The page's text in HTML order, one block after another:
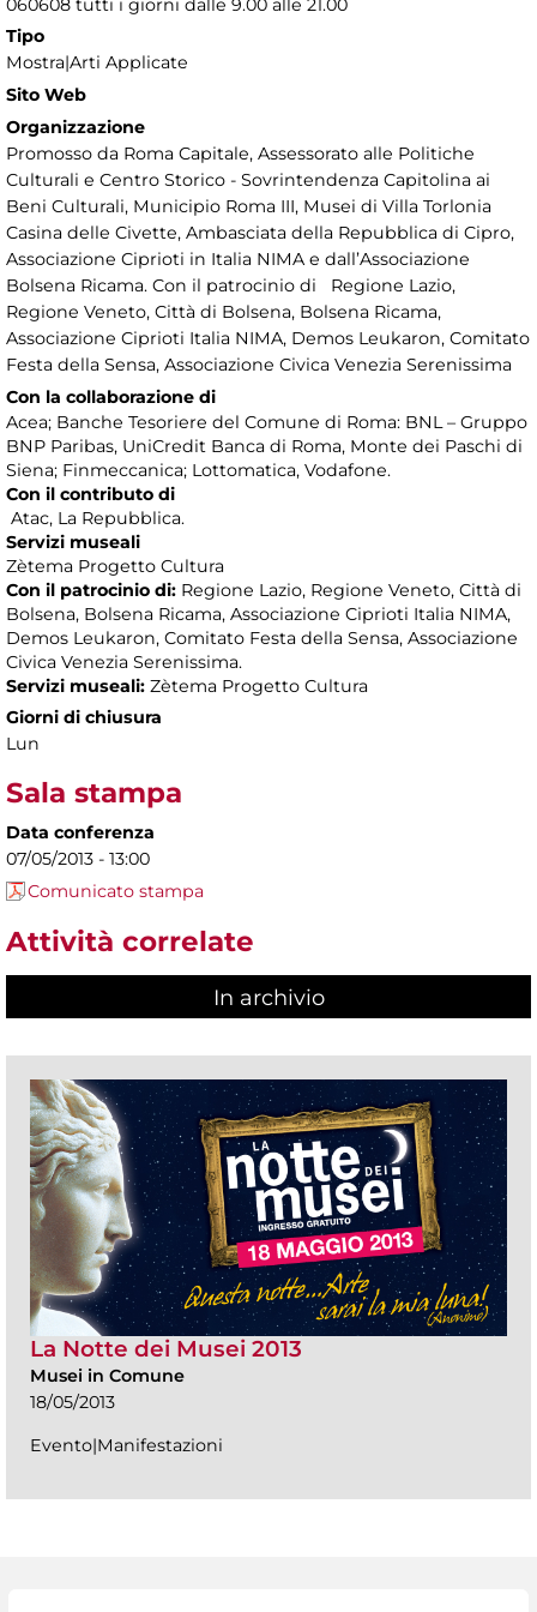
060608 tutti i giorni dalle 9.00 alle 21.00
Tipo
Mostra|Arti Applicate
Sito Web
Organizzazione
Promosso da Roma Capitale, Assessorato alle Politiche
Culturali e Centro Storico - Sovrintendenza Capitolina ai
Beni Culturali, Municipio Roma III, Musei di Villa Torlonia
Casina delle Civette, Ambasciata della Repubblica di Cipro,
Associazione Ciprioti in Italia NIMA e dall’Associazione
Bolsena Ricama. Con il patrocinio di Regione Lazio,
Regione Veneto, Città di Bolsena, Bolsena Ricama,
Associazione Ciprioti Italia NIMA, Demos Leukaron, Comitato
Festa della Sensa, Associazione Civica Venezia Serenissima
Con la collaborazione di
Acea; Banche Tesoriere del Comune di Roma: BNL – Gruppo
BNP Paribas, UniCredit Banca di Roma, Monte dei Paschi di
Siena; Finmeccanica; Lottomatica, Vodafone.
Con il contributo di
Atac, La Repubblica.
Servizi museali
Zètema Progetto Cultura
Con il patrocinio di: Regione Lazio, Regione Veneto, Città di
Bolsena, Bolsena Ricama, Associazione Ciprioti Italia NIMA,
Demos Leukaron, Comitato Festa della Sensa, Associazione
Civica Venezia Serenissima.
Servizi museali: Zètema Progetto Cultura
Giorni di chiusura
Lun
Sala stampa
Data conferenza
07/05/2013 - 13:00
Comunicato stampa
Attività correlate
In archivio
La Notte dei Musei 2013
Musei in Comune
18/05/2013
Evento|Manifestazioni